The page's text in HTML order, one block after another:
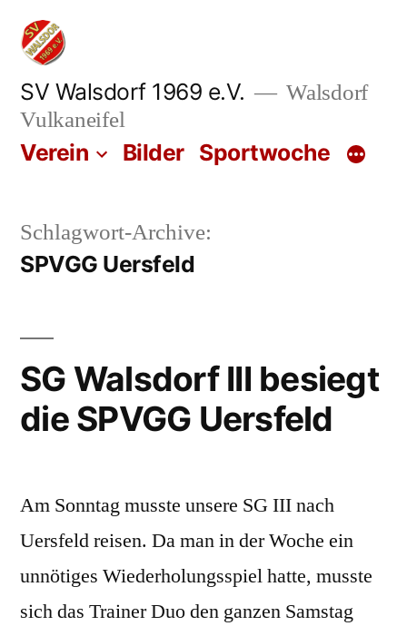
Zum
Inhalt
springen
SV Walsdorf 1969 e.V.
Walsdorf
Vulkaneifel
Verein Bilder Sportwoche
Schlagwort-Archive:
SPVGG Uersfeld
SG Walsdorf III besiegt
die SPVGG Uersfeld
Am Sonntag musste unsere SG III nach
Uersfeld reisen. Da man in der Woche ein
unnötiges Wiederholungsspiel hatte, musste
sich das Trainer Duo den ganzen Samstag